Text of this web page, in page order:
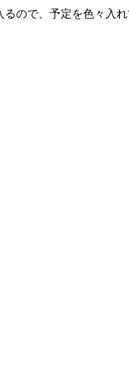
ので、予定を色々入